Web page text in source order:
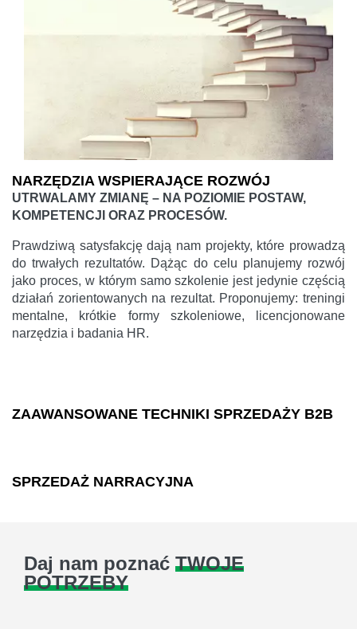
NARZĘDZIA WSPIERAJĄCE ROZWÓJ
UTRWALAMY ZMIANĘ – NA POZIOMIE POSTAW,
KOMPETENCJI ORAZ PROCESÓW.
Prawdziwą satysfakcję dają nam projekty, które prowadzą
do trwałych rezultatów. Dążąc do celu planujemy rozwój
jako proces, w którym samo szkolenie jest jedynie częścią
działań zorientowanych na rezultat. Proponujemy: treningi
mentalne, krótkie formy szkoleniowe, licencjonowane
narzędzia i badania HR.
ZAAWANSOWANE TECHNIKI SPRZEDAŻY B2B
SPRZEDAŻ NARRACYJNA
Daj nam poznać TWOJE
POTRZEBY